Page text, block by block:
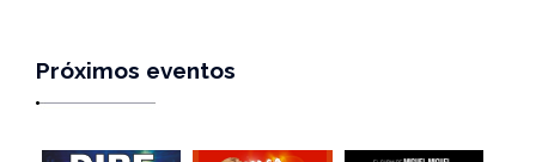
Próximos eventos